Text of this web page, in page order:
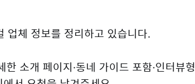
업체 정보를 정리하고 있습니다.
소개 페이지·동네 가이드 포함·인터뷰형